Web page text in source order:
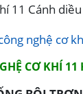
11 Cánh
nghệ cơ
CƠ KHÍ 11